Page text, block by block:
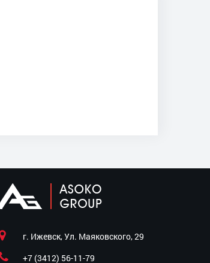
г. Ижевск, Ул. Маяковского, 29
+7 (3412) 56-11-79